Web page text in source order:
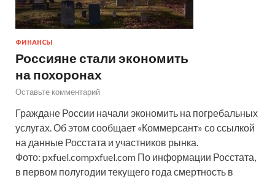
ФИНАНСЫ
Россияне стали экономить
на похоронах
Оставьте комментарий
Граждане России начали экономить на погребальных
услугах. Об этом сообщает «Коммерсант» со ссылкой
на данные Росстата и участников рынка.
Фото: pxfuel.compxfuel.com По информации Росстата,
в первом полугодии текущего года смертность в